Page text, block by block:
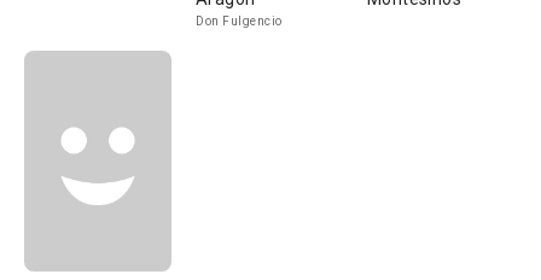
Don Fulgencio